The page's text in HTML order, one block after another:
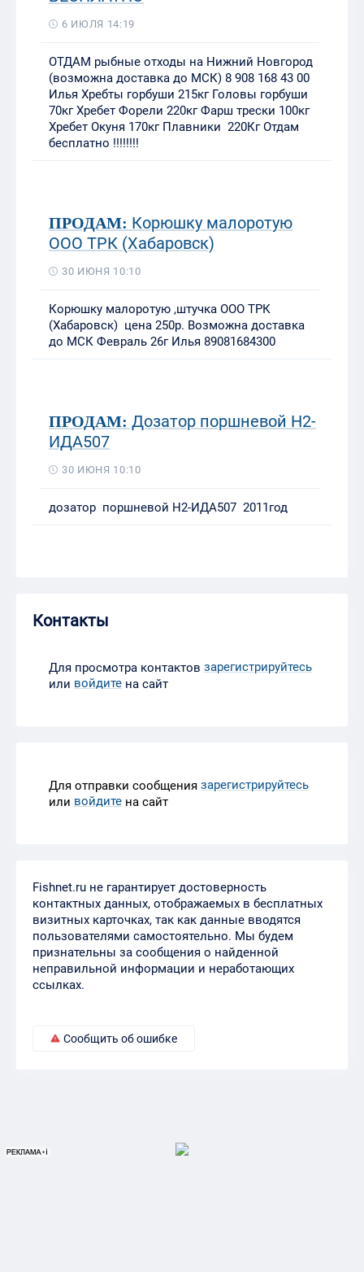
6 ИЮЛЯ 14:19
ОТДАМ рыбные отходы на Нижний Новгород
(возможна доставка до МСК) 8 908 168 43 00
Илья Хребты горбуши 215кг Головы горбуши
70кг Хребет Форели 220кг Фарш трески 100кг
Хребет Окуня 170кг Плавники 220Кг Отдам
бесплатно !!!!!!!!
ПРОДАМ: Корюшку малоротую
ООО ТРК (Хабаровск)
30 ИЮНЯ 10:10
Корюшку малоротую ,штучка ООО ТРК
(Хабаровск) цена 250р. Возможна доставка
до МСК Февраль 26г Илья 89081684300
ПРОДАМ: Дозатор поршневой Н2-
ИДА507
30 ИЮНЯ 10:10
дозатор поршневой Н2-ИДА507 2011год
Контакты
Для просмотра контактов зарегистрируйтесь
или войдите на сайт
Для отправки сообщения зарегистрируйтесь
или войдите на сайт
Fishnet.ru не гарантирует достоверность
контактных данных, отображаемых в бесплатных
визитных карточках, так как данные вводятся
пользователями самостоятельно. Мы будем
признательны за сообщения о найденной
неправильной информации и неработающих
ссылках.
Сообщить об ошибке